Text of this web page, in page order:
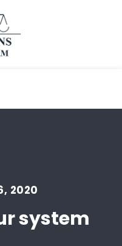
2020
system